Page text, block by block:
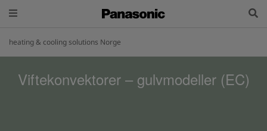
heating & cooling solutions Norge
Viftekonvektorer – gulvmodeller (EC)